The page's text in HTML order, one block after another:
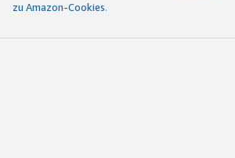
zu Amazon-Cookies.